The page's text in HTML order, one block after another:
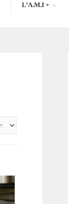
L’A.M.I +